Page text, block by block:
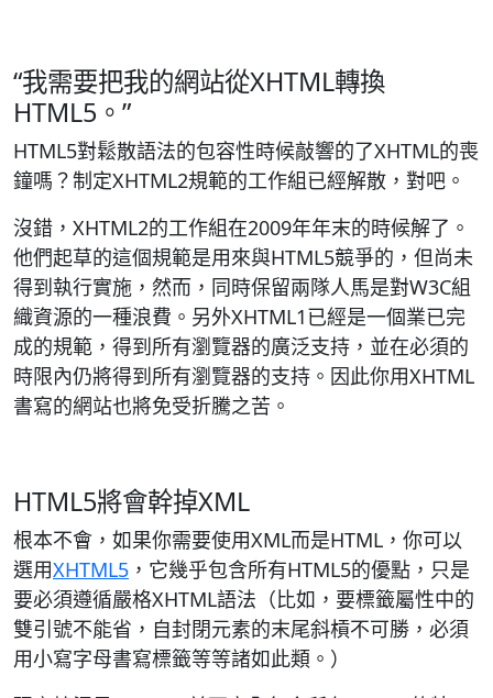
“我需要把我的網站從XHTML轉換
HTML5。”
HTML5對鬆散語法的包容性時候敲響的了XHTML的喪
鐘嗎？制定XHTML2規範的工作組已經解散，對吧。
沒錯，XHTML2的工作組在2009年年末的時候解了。
他們起草的這個規範是用來與HTML5競爭的，但尚未
得到執行實施，然而，同時保留兩隊人馬是對W3C組
織資源的一種浪費。另外XHTML1已經是一個業已完
成的規範，得到所有瀏覽器的廣泛支持，並在必須的
時限內仍將得到所有瀏覽器的支持。因此你用XHTML
書寫的網站也將免受折騰之苦。
HTML5將會幹掉XML
根本不會，如果你需要使用XML而是HTML，你可以
選用XHTML5 ，它幾乎包含所有HTML5的優點，只是
要必須遵循嚴格XHTML語法（比如，要標籤屬性中的
雙引號不能省，自封閉元素的末尾斜槓不可勝，必須
用小寫字母書寫標籤等等諸如此類。）